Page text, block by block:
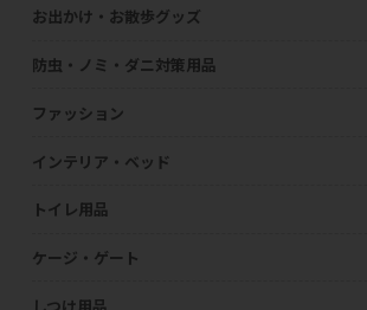
お出かけ・お散歩グッズ
防虫・ノミ・ダニ対策用品
ファッション
インテリア・ベッド
トイレ用品
ケージ・ゲート